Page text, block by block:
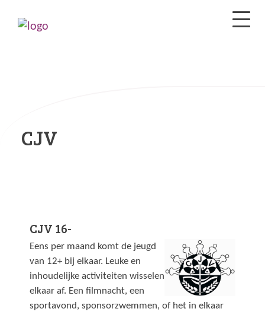
CJV
CJV 16-
Eens per maand komt de jeugd
van 12+ bij elkaar. Leuke en
inhoudelijke activiteiten wisselen
elkaar af. Een filmnacht, een
sportavond, sponsorzwemmen, of het in elkaar